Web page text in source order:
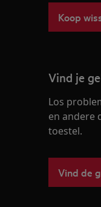
Koop
Vind je
Los
en andere
toestel.
Vind de